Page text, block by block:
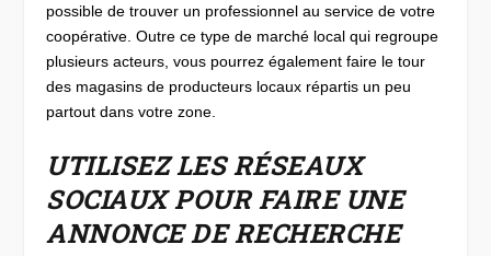
possible de trouver un professionnel au service de votre
coopérative. Outre ce type de marché local qui regroupe
plusieurs acteurs, vous pourrez également faire le tour
des magasins de producteurs locaux répartis un peu
partout dans votre zone.
UTILISEZ LES RÉSEAUX
SOCIAUX POUR FAIRE UNE
ANNONCE DE RECHERCHE